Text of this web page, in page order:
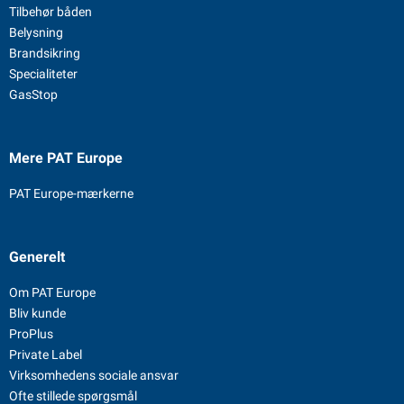
Tilbehør båden
Belysning
Brandsikring
Specialiteter
GasStop
Mere PAT Europe
PAT Europe-mærkerne
Generelt
Om PAT Europe
Bliv kunde
ProPlus
Private Label
Virksomhedens sociale ansvar
Ofte stillede spørgsmål